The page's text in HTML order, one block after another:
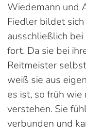
Wiedemann und
Fiedler bildet
ausschließlich
fort. Da sie bei
Reitmeister
weiß sie aus
es ist, so früh wie
verstehen. Sie
verbunden und